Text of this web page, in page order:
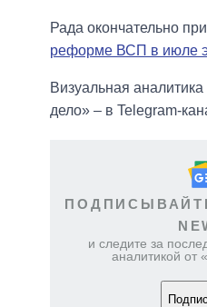
Рада окончательно
реформе ВСП в июле
Визуальная
дело» – в Telegram-
и следите за
аналитикой от